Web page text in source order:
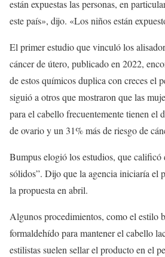
están expuestas las personas, en
este país», dijo. «Los niños están
El primer estudio que vinculó los
cáncer de útero, publicado en 2022,
de estos químicos duplica con creces el
siguió a otros que mostraron que las
para el cabello frecuentemente tienen el
de ovario y un 31% más de riesgo de
Bumpus elogió los estudios, que calificó
sólidos”. Dijo que la agencia iniciaría el
la propuesta en abril.
Algunos procedimientos, como el estilo
formaldehído para mantener el cabello
estilistas suelen sellar el producto en el